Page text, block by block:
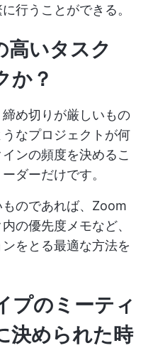
行うことができる。
高いタスク
か？
め切りが厳しいもの
なプロジェクトが何
ンの頻度を決めるこ
ダーだけです。
のであれば、Zoom
の優先度メモなど、
をとる最適な方法を
プのミーティ
決められた時